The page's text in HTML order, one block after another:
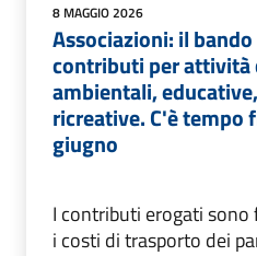
8 MAGGIO 2026
Associazioni: il
contributi per attività
ambientali,
ricreative. C'è tempo
giugno
I contributi erogati
i costi di trasporto dei